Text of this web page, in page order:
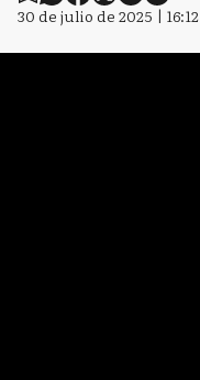
30 de julio de 2025 | 16:12